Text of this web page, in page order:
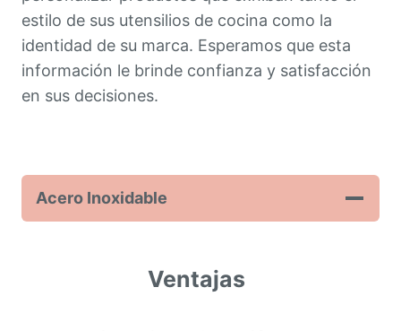
estilo de sus utensilios de cocina como la
identidad de su marca. Esperamos que esta
información le brinde confianza y satisfacción
en sus decisiones.
Acero Inoxidable
Ventajas